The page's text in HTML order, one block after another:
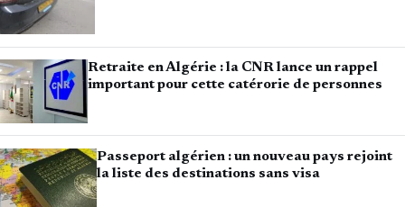
Retraite en Algérie : la CNR lance un rappel
important pour cette catérorie de personnes
Passeport algérien : un nouveau pays rejoint
la liste des destinations sans visa